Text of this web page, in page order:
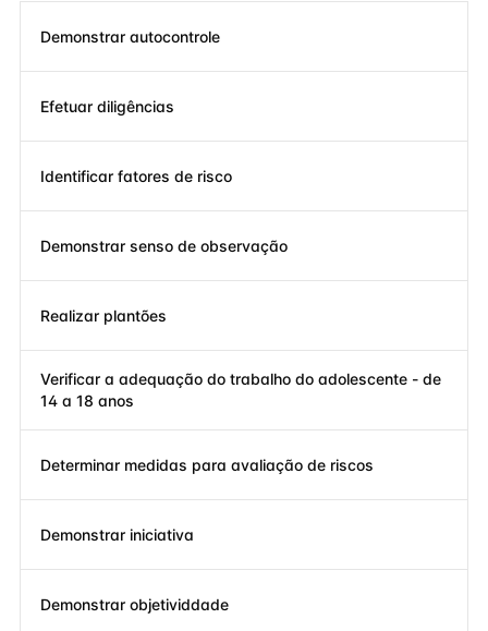
Demonstrar autocontrole
Efetuar diligências
Identificar fatores de risco
Demonstrar senso de observação
Realizar plantões
Verificar a adequação do trabalho do adolescente - de
14 a 18 anos
Determinar medidas para avaliação de riscos
Demonstrar iniciativa
Demonstrar objetividdade